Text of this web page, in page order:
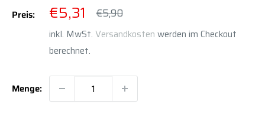
Preis: Sonderpreis
€5,31 Normalpreis
€5,90
inkl. MwSt. Versandkosten werden im Checkout
berechnet.
Menge: